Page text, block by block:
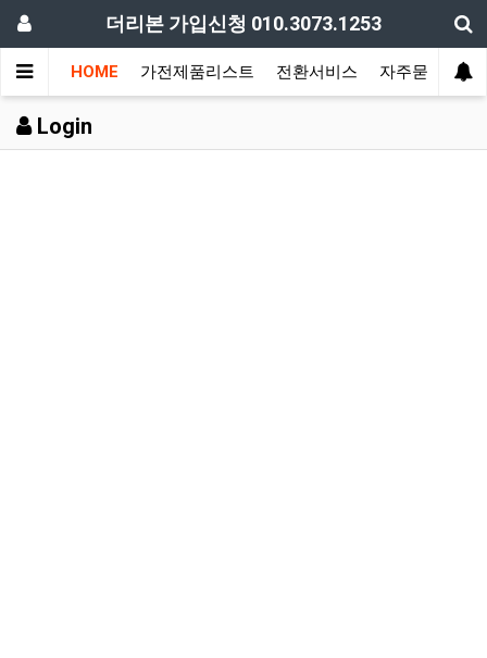
더리본 가입신청 010.3073.1253
HOME 가전제품리스트 전환서비스 자주묻는질문
Login